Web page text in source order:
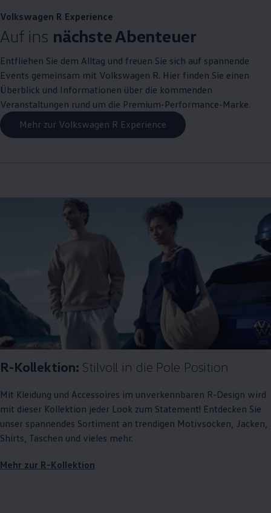
Volkswagen R Experience
Auf ins nächste Abenteuer
Entfliehen Sie dem Alltag und freuen Sie sich auf spannende
Events gemeinsam mit Volkswagen R. Hier finden Sie einen
Überblick und Informationen über die kommenden
Veranstaltungen rund um die Premium-Performance-Marke.
Mehr zur Volkswagen R Experience
R-Kollektion: Stilvoll in die Pole Position
Mit Kleidung und Accessoires im unverkennbaren R-Design wird
mit dieser Kollektion jeder Look zum Statement! Entdecken Sie
unser spannendes Sortiment an trendigen Motivsocken, Jacken,
Shirts, Taschen und vieles mehr.
Mehr zur R-Kollektion